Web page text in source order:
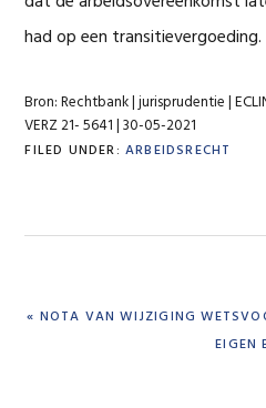
had op een transitievergoeding.
Bron: Rechtbank | jurisprudentie |
VERZ 21- 5641 | 30-05-2021
FILED UNDER: ARBEIDSRECHT
PREVIOUS
« NOTA VAN WIJZIGING
EIGEN